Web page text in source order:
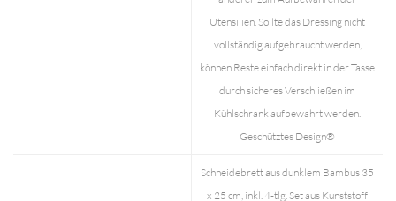
Utensilien. Sollte das Dressing nicht
vollständig aufgebraucht werden,
können Reste einfach direkt in der Tasse
durch sicheres Verschließen im
Kühlschrank aufbewahrt werden.
Geschütztes Design®
Schneidebrett aus dunklem Bambus 35
x 25 cm, inkl. 4-tlg. Set aus Kunststoff